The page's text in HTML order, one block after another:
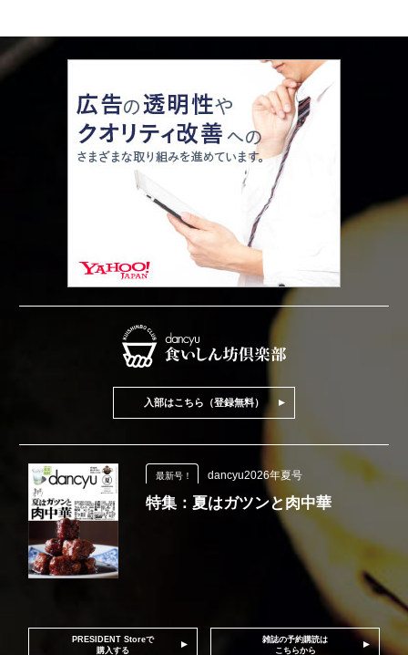
入部はこちら（登録無料）
最新号！ dancyu2026年夏号
特集：夏はガツンと肉中華
PRESIDENT Storeで
購入する
雑誌の予約購読は
こちらから